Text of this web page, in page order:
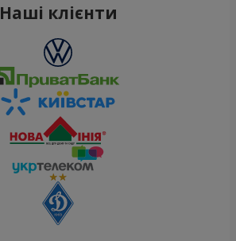
Наші клієнти